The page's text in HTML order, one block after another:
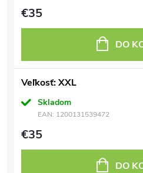
€35
DO
Veľkosť: XXL
Skladom
EAN: 1200131539472
€35
DO